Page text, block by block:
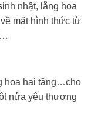
nhật, lẵng hoa
mặt hình thức từ
hoa hai tầng…cho
nửa yêu thương